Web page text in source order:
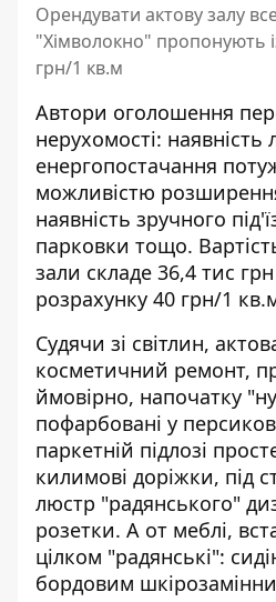
Орендувати актову залу
"Хімволокно" пропонують
грн/1 кв.м
Автори оголошення
нерухомості: наявність
енергопостачання
можливістю
наявність зручного
парковки тощо.
зали складе 36,4 тис
розрахунку 40 грн/1
Судячи зі світлин,
косметичний ремонт,
ймовірно, напочатку
пофарбовані у
паркетній підлозі
килимові доріжки, під
люстр "радянського"
розетки. А от меблі,
цілком "радянські":
бордовим